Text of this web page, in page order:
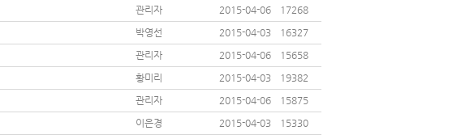
관리자 2015-04-06
17268
박영선 2015-04-03
16327
관리자 2015-04-06
15658
황미리 2015-04-03
19382
관리자 2015-04-06
15875
이은경 2015-04-03
15330